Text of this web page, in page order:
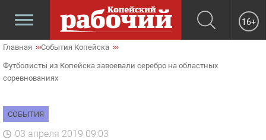
16+
Главная События Копейска
Футболисты из Копейска завоевали серебро на областных
соревнованиях
СОБЫТИЯ
03 апреля 2019 09:03